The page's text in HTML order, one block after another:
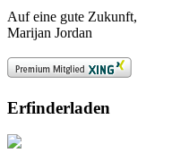
Auf eine gute Zukunft,
Marijan Jordan
Erfinderladen